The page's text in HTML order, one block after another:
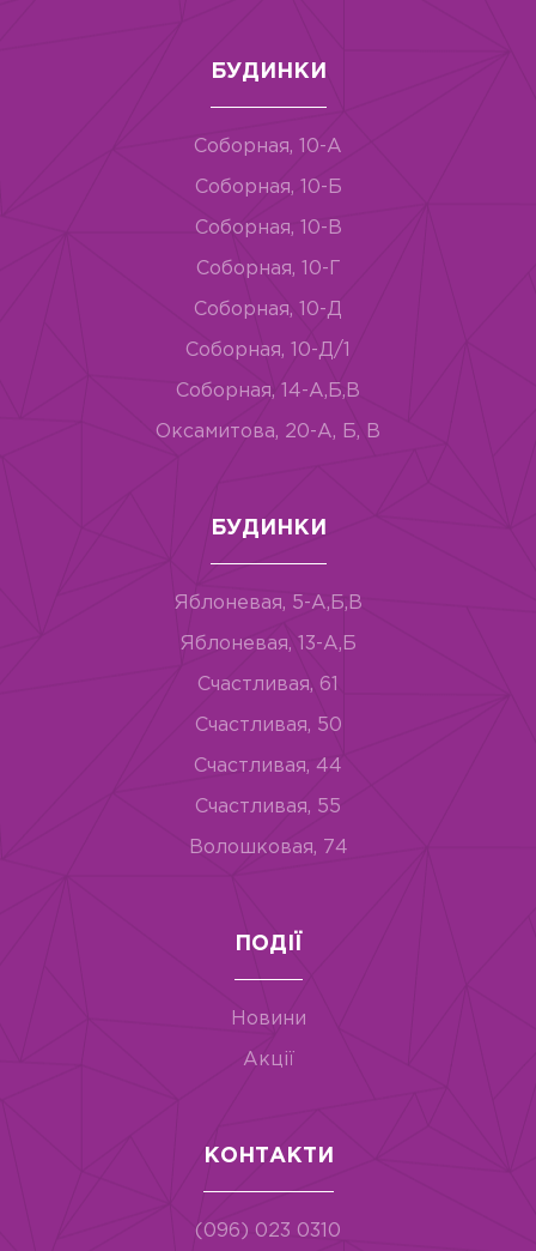
БУДИНКИ
Соборная, 10-А
Соборная, 10-Б
Соборная, 10-В
Соборная, 10-Г
Соборная, 10-Д
Соборная, 10-Д/1
Соборная, 14-А,Б,В
Оксамитова, 20-А, Б, В
БУДИНКИ
Яблоневая, 5-А,Б,В
Яблоневая, 13-А,Б
Счастливая, 61
Счастливая, 50
Счастливая, 44
Счастливая, 55
Волошковая, 74
ПОДІЇ
Новини
Акції
КОНТАКТИ
(096) 023 0310